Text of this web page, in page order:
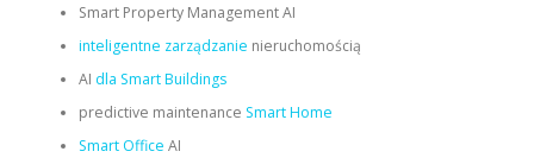
Smart Property Management AI
inteligentne zarządzanie nieruchomością
AI dla Smart Buildings
predictive maintenance Smart Home
Smart Office AI